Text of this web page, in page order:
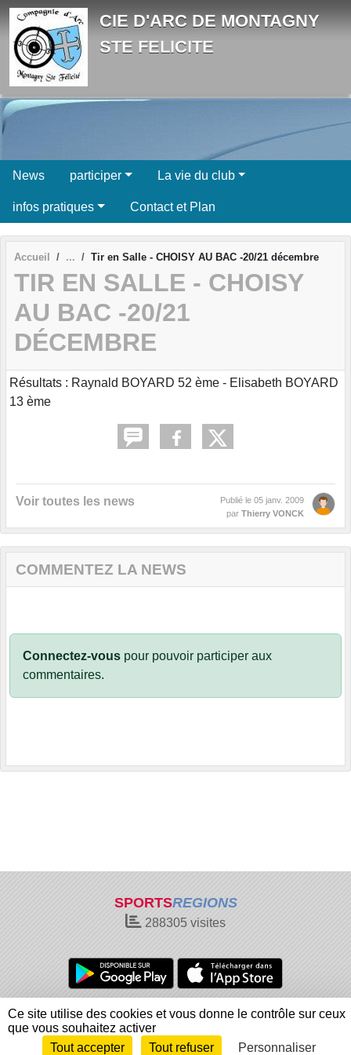
CIE D'ARC DE MONTAGNY
STE FELICITE
News participer La vie du club
infos pratiques Contact et Plan
Accueil Tir en Salle - CHOISY AU BAC -20/21 décembre
TIR EN SALLE - CHOISY
AU BAC -20/21
DÉCEMBRE
Résultats : Raynald BOYARD 52 ème - Elisabeth BOYARD
13 ème
Voir toutes les news Publié le 05 janv. 2009
par Thierry VONCK
COMMENTEZ LA NEWS
Connectez-vous pour pouvoir participer aux
commentaires.
SPORTSREGIONS
288305 visites
Charte cookies
Gestion des cookies
Informations légales
Signaler un contenu inapproprié
Envie de participer ?
Connexion
Panneau de gestion des cookies
Ce site utilise des cookies et vous donne le contrôle sur ceux
que vous souhaitez activer
Tout accepter
Tout refuser Personnaliser